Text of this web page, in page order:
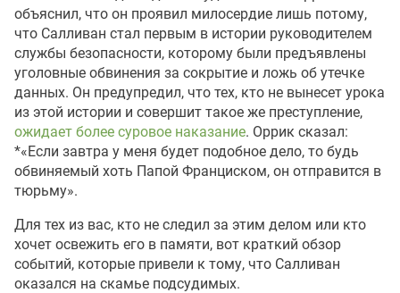
объяснил, что он проявил милосердие лишь потому,
что Салливан стал первым в истории руководителем
службы безопасности, которому были предъявлены
уголовные обвинения за сокрытие и ложь об утечке
данных. Он предупредил, что тех, кто не вынесет урока
из этой истории и совершит такое же преступление,
ожидает более суровое наказание. Оррик сказал:
*«Если завтра у меня будет подобное дело, то будь
обвиняемый хоть Папой Франциском, он отправится в
тюрьму».
Для тех из вас, кто не следил за этим делом или кто
хочет освежить его в памяти, вот краткий обзор
событий, которые привели к тому, что Салливан
оказался на скамье подсудимых.